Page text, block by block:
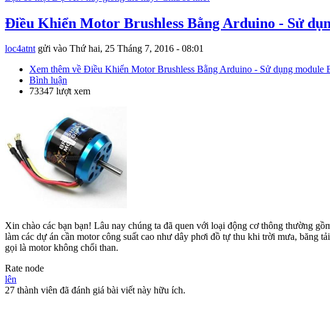
Điều Khiển Motor Brushless Bằng Arduino - Sử
loc4atntgửi vào Thứ hai, 25 Tháng 7, 2016 - 08:01
Xem thêm về Điều Khiển Motor Brushless Bằng Arduino - Sử dụng module
Bình luận
73347 lượt xem
Xin chào các bạn bạn! Lâu nay chúng ta đã quen với loại động cơ thông thường
làm các dự án cần motor công suất cao như dây phơi đồ tự thu khi trời mưa, băng
gọi là motor không chổi than.
Rate node
lên
27 thành viên đã đánh giá bài viết này hữu ích.